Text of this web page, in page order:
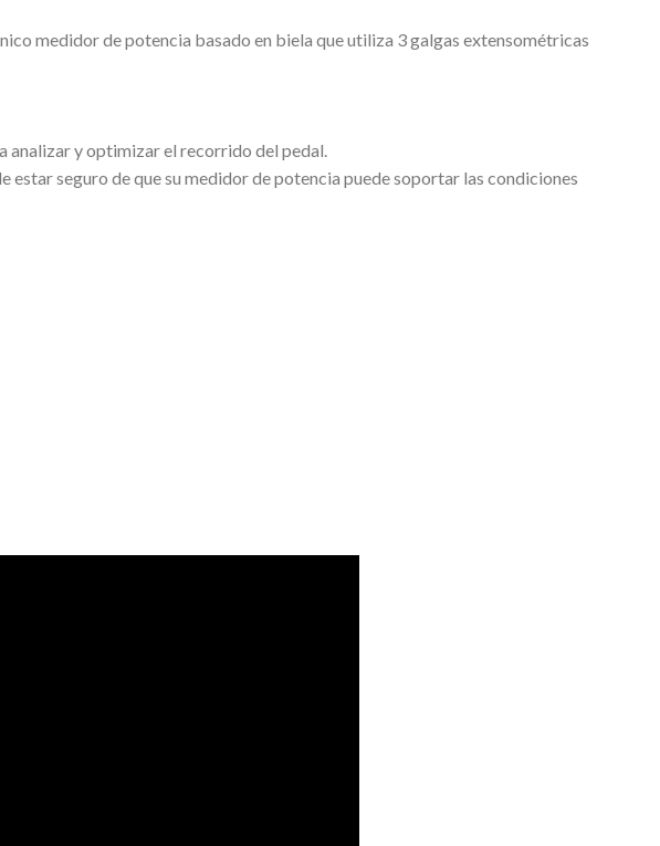
medidor de potencia basado en biela que utiliza 3 galgas extensométricas
analizar y optimizar el recorrido del pedal.
seguro de que su medidor de potencia puede soportar las condiciones